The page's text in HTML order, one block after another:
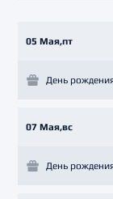
05 Мая,пт
День
07 Мая,вс
День